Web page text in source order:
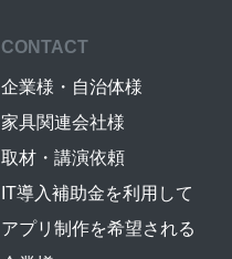
CONTACT
企業様・自治体様
家具関連会社様
取材・講演依頼
IT導入補助金を利用して
アプリ制作を希望される